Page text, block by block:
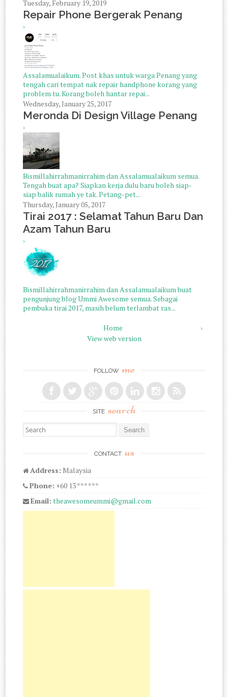
Tuesday, February 19, 2019
Repair Phone Bergerak Penang
›
Assalamualaikum. Post khas untuk warga Penang yang
tengah cari tempat nak repair handphone korang yang
problem tu. Korang boleh hantar repai...
Wednesday, January 25, 2017
Meronda Di Design Village Penang
›
Bismillahirrahmanirrahim dan Assalamualaikum semua.
Tengah buat apa? Siapkan kerja dulu baru boleh siap-
siap balik rumah ye tak. Petang-pet...
Thursday, January 05, 2017
Tirai 2017 : Selamat Tahun Baru Dan
Azam Tahun Baru
›
Bismillahirrahmanirrahim dan Assalamualaikum buat
pengunjung blog Ummi Awesome semua. Sebagai
pembuka tirai 2017, masih belum terlambat ras...
›
Home
View web version
FOLLOW me
SITE search
Search for:
CONTACT us
Address: Malaysia
Phone: +60 13 *** ***
Email: theawesomeummi@gmail.com